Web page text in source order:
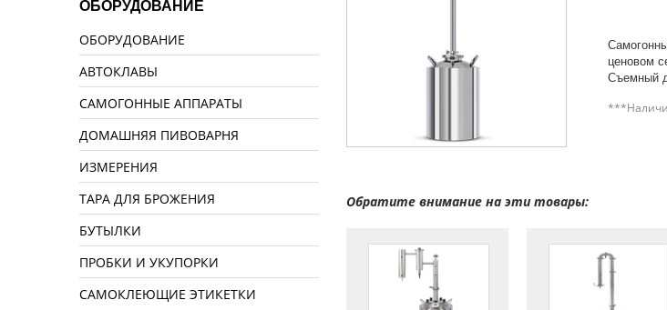
ценовом
Съемный
Обратите внимание на эти товары:
ОБОРУДОВАНИЕ
ОБОРУДОВАНИЕ
АВТОКЛАВЫ
САМОГОННЫЕ АППАРАТЫ
ДОМАШНЯЯ ПИВОВАРНЯ
ИЗМЕРЕНИЯ
ТАРА ДЛЯ БРОЖЕНИЯ
БУТЫЛКИ
ПРОБКИ И УКУПОРКИ
САМОКЛЕЮЩИЕ ЭТИКЕТКИ